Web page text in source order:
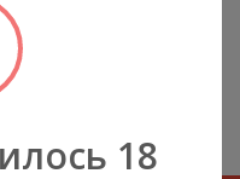
нет
18